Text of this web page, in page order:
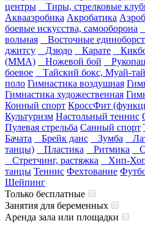
центры
Тиры, стрелковые
Аквааэробика Акробатика
боевые искусства, самооборона
вольная
Восточные
джитсу
Дзюдо Карате
(ММА)
Ножевой бой
боевое
Тайский бокс, Муай-тай
поло Гимнастика воздушная
Гимнастика художественная
Конный спорт КроссФит
Культуризм Настольный теннис
Пулевая стрельба Санный спорт
Бачата
Брейк данс Зумба
танцы)
Пластика Ритмика
Стретчинг, растяжка
Хип-
танцы Теннис Фехтование
Шейпинг
Только бесплатные
Занятия для беременных
Аренда зала или площадки